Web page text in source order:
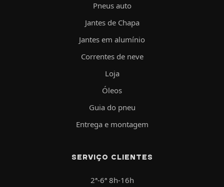
Pneus auto
Jantes de Chapa
Jantes em alumínio
Correntes de neve
Loja
Óleos
Guia do pneu
Entrega e montagem
SERVIÇO CLIENTES
2ª-6ª 8h-16h